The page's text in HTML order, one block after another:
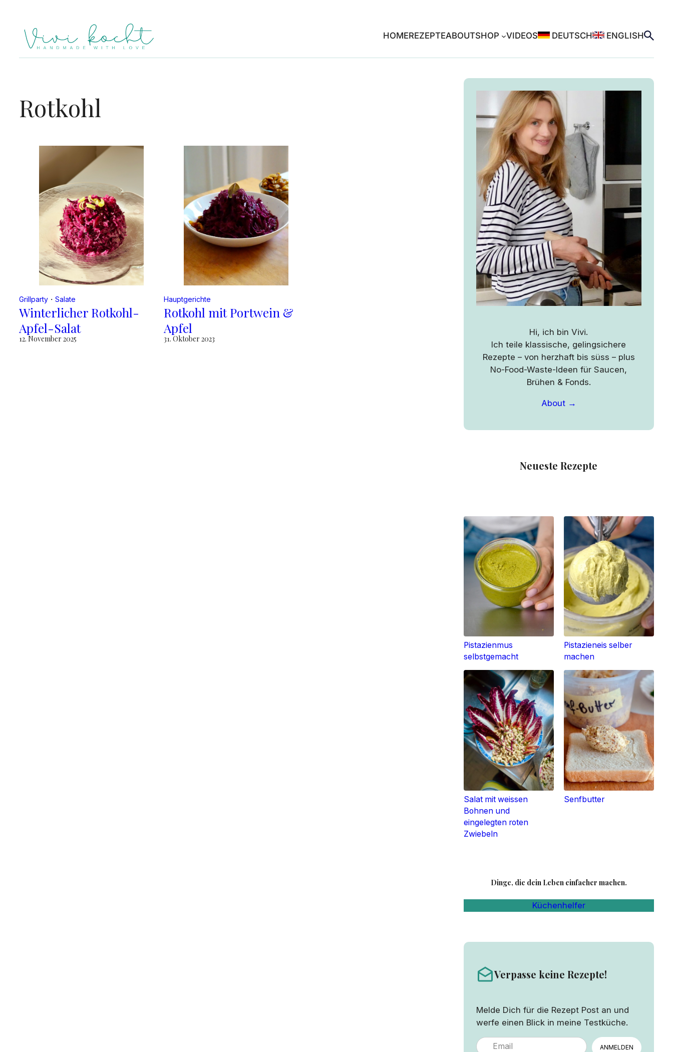
HOMEREZEPTEABOUTSHOP VIDEOS DEUTSCH ENGLISH
Rotkohl
Grillparty ・ Salate
Winterlicher Rotkohl-
Apfel-Salat
12. November 2025
Hauptgerichte
Rotkohl mit Portwein &
Apfel
31. Oktober 2023
Hi, ich bin Vivi.
Ich teile klassische, gelingsichere
Rezepte – von herzhaft bis süss – plus
No-Food-Waste-Ideen für Saucen,
Brühen & Fonds.
About →
Neueste Rezepte
Pistazienmus
selbstgemacht
Pistazieneis selber
machen
Salat mit weissen
Bohnen und
eingelegten roten
Zwiebeln
Senfbutter
Dinge, die dein Leben einfacher machen.
Küchenhelfer
Verpasse keine Rezepte!
Melde Dich für die Rezept Post an und
werfe einen Blick in meine Testküche.
ANMELDEN